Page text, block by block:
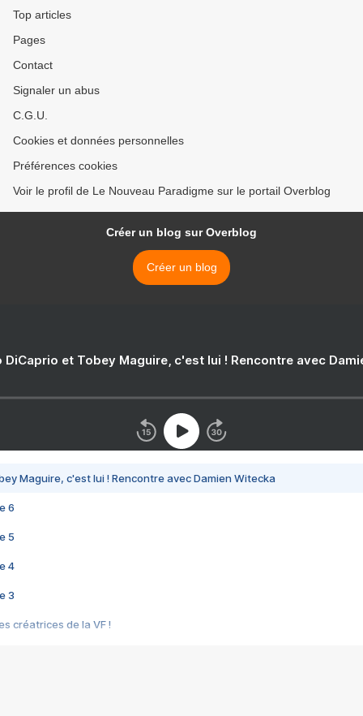
Top articles
Pages
Contact
Signaler un abus
C.G.U.
Cookies et données personnelles
Préférences cookies
Voir le profil de Le Nouveau Paradigme sur le portail Overblog
Créer un blog sur Overblog
Créer un blog
DiCaprio et Tobey Maguire, c'est lui ! Rencontre avec
Maguire, c'est lui ! Rencontre avec Damien Witecka
6
5
4
3
créatrices de la VF !